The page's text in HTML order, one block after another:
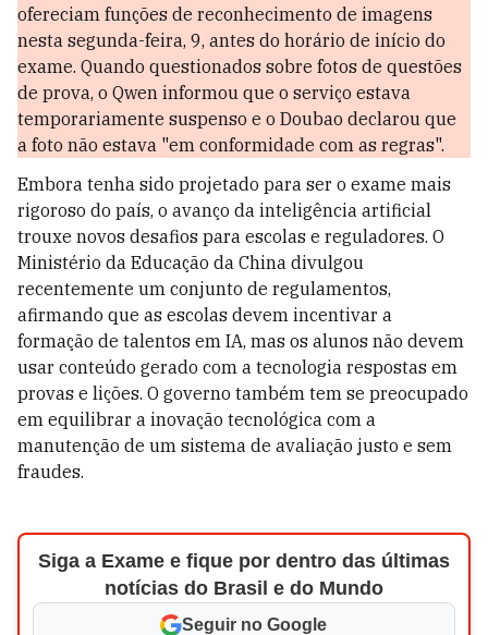
ofereciam funções de reconhecimento de imagens
nesta segunda-feira, 9, antes do horário de início do
exame. Quando questionados sobre fotos de questões
de prova, o Qwen informou que o serviço estava
temporariamente suspenso e o Doubao declarou que
a foto não estava "em conformidade com as regras".
Embora tenha sido projetado para ser o exame mais
rigoroso do país, o avanço da inteligência artificial
trouxe novos desafios para escolas e reguladores. O
Ministério da Educação da China divulgou
recentemente um conjunto de regulamentos,
afirmando que as escolas devem incentivar a
formação de talentos em IA, mas os alunos não devem
usar conteúdo gerado com a tecnologia respostas em
provas e lições. O governo também tem se preocupado
em equilibrar a inovação tecnológica com a
manutenção de um sistema de avaliação justo e sem
fraudes.
Siga a Exame e fique por dentro das últimas
notícias do Brasil e do Mundo
Seguir no Google